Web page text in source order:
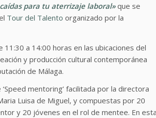
para tu aterrizaje laboral»que se
Tour del Talento organizado por la
11:30 a 14:00 horas en las ubicaciones del
y producción cultural contemporánea
de Málaga.
mentoring’ facilitada por la directora
Luisa de Miguel, y compuestas por 20
y 20 jóvenes en el rol de mentee. En